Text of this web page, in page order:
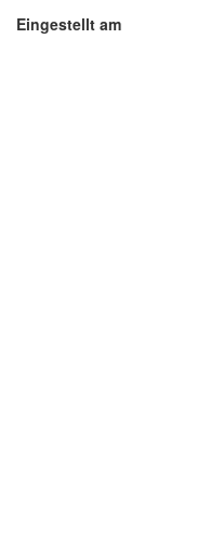
Eingestellt am